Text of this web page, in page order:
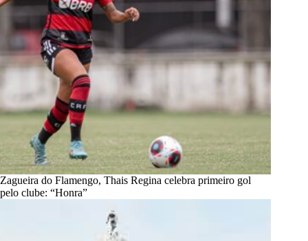
Zagueira do Flamengo, Thais Regina celebra primeiro gol
pelo clube: “Honra”